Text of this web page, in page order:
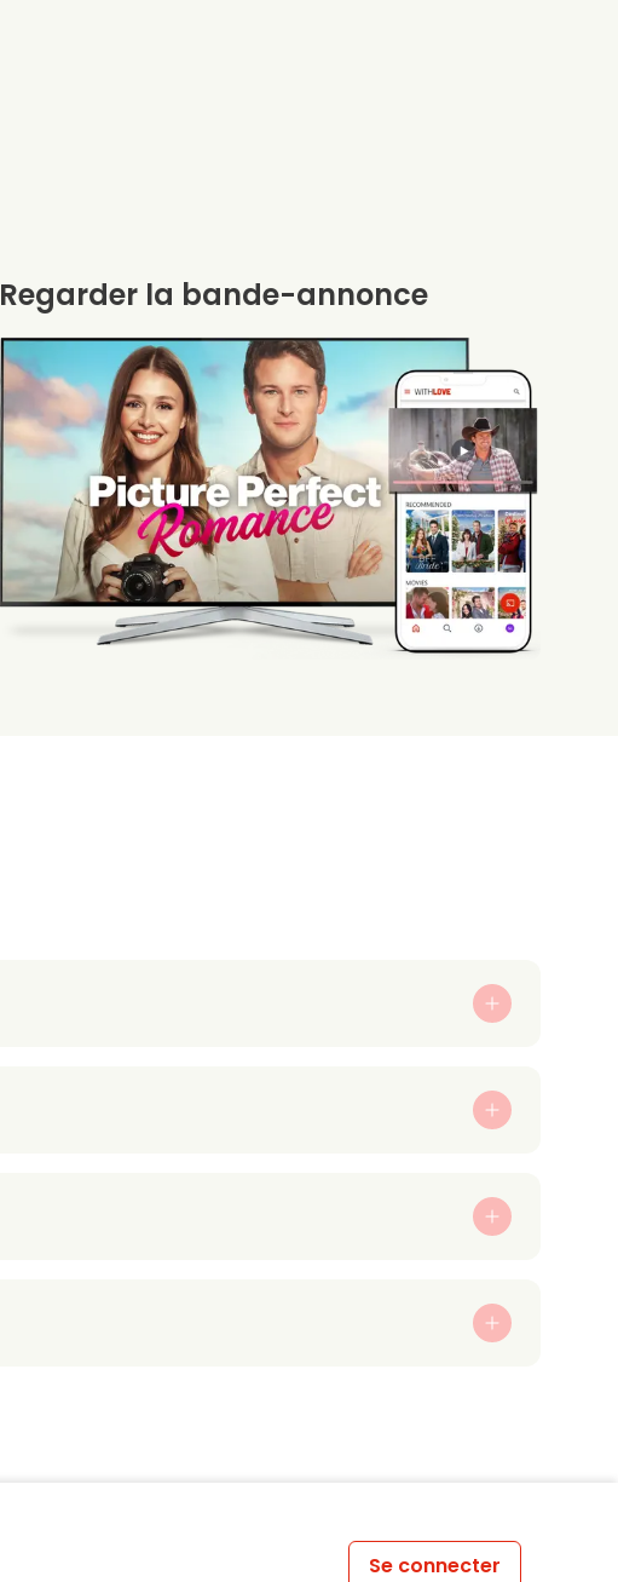
Regarder la bande-annonce
Se connecter